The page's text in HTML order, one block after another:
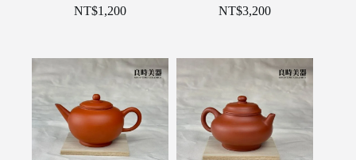
NT$1,200
NT$3,200